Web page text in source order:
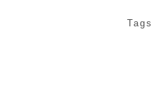
Tags